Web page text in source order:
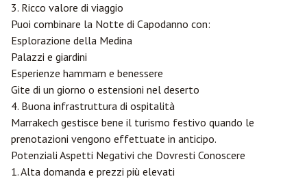
3. Ricco valore di viaggio
Puoi combinare la Notte di Capodanno con:
Esplorazione della Medina
Palazzi e giardini
Esperienze hammam e benessere
Gite di un giorno o estensioni nel deserto
4. Buona infrastruttura di ospitalità
Marrakech gestisce bene il turismo festivo quando le
prenotazioni vengono effettuate in anticipo.
Potenziali Aspetti Negativi che Dovresti Conoscere
1. Alta domanda e prezzi più elevati